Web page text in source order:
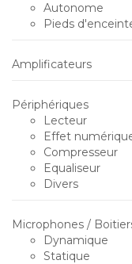
Autonome
Pieds
Amplificateurs
Périphériques
Lecteur
Effet
Compresseur
Equaliseur
Divers
Microphones /
Dynamique
Statique